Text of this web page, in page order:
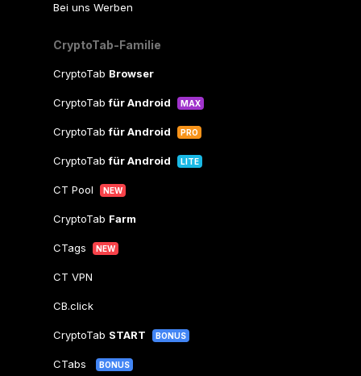
Bei uns Werben
CryptoTab-Familie
CryptoTab Browser
CryptoTabfür Android MAX
CryptoTabfür Android PRO
CryptoTabfür Android LITE
CT Pool NEW
CryptoTab Farm
CTags NEW
CT VPN
CB.click
CryptoTab START BONUS
CTabs BONUS